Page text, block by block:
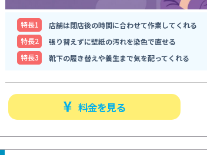
特⻑1
店舗は閉店後の時間に合わせて作業してくれる
特⻑2
張り替えずに壁紙の汚れを染色で直せる
特⻑3
靴下の履き替えや養生まで気を配ってくれる
料金を見る